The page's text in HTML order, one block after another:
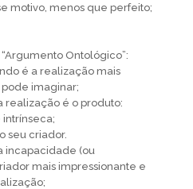
motivo, menos que perfeito;
Ontológico”:
é a realização mais
imaginar;
realização é o produto:
intrínseca;
seu criador.
incapacidade (ou
mais impressionante e